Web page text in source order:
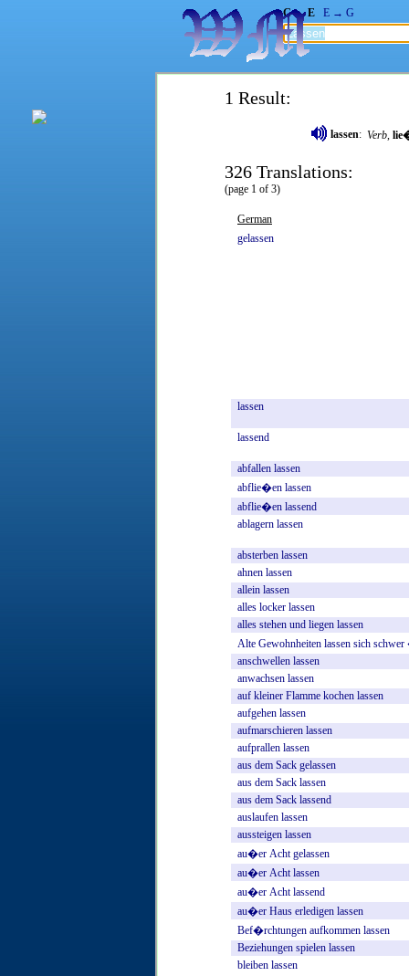
G → E E → G
1 Result:
lassen: Verb,
326 Translations:
(page 1 of 3)
German
gelassen
lassen
lassend
abfallen lassen
abflie�en lassen
abflie�en lassend
ablagern lassen
absterben lassen
ahnen lassen
allein lassen
alles locker lassen
alles stehen und liegen lassen
Alte Gewohnheiten lassen sich schwer
anschwellen lassen
anwachsen lassen
auf kleiner Flamme kochen lassen
aufgehen lassen
aufmarschieren lassen
aufprallen lassen
aus dem Sack gelassen
aus dem Sack lassen
aus dem Sack lassend
auslaufen lassen
aussteigen lassen
au�er Acht gelassen
au�er Acht lassen
au�er Acht lassend
au�er Haus erledigen lassen
Bef�rchtungen aufkommen lassen
Beziehungen spielen lassen
bleiben lassen